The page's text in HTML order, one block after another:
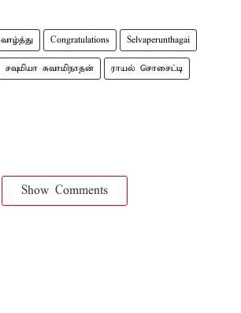
வாழ்த்து Congratulations Selvaperunthagai
சவுமியா சுவாமிநாதன் ராயல் சொசைட்டி
Show Comments